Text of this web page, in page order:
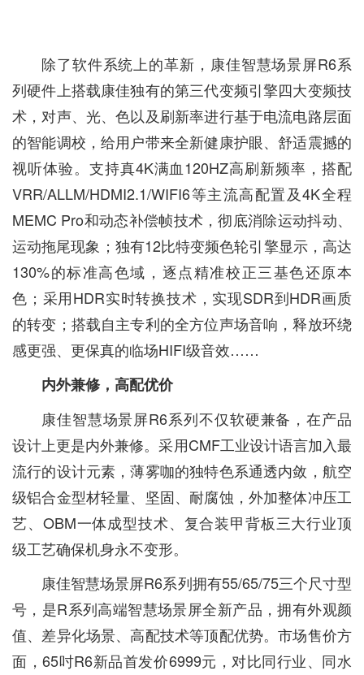
除了软件系统上的革新，康佳智慧场景屏R6系
列硬件上搭载康佳独有的第三代变频引擎四大变频技
术，对声、光、色以及刷新率进行基于电流电路层面
的智能调校，给用户带来全新健康护眼、舒适震撼的
视听体验。支持真4K满血120HZ高刷新频率，搭配
VRR/ALLM/HDMI2.1/WIFI6等主流高配置及4K全程
MEMC Pro和动态补偿帧技术，彻底消除运动抖动、
运动拖尾现象；独有12比特变频色轮引擎显示，高达
130%的标准高色域，逐点精准校正三基色还原本
色；采用HDR实时转换技术，实现SDR到HDR画质
的转变；搭载自主专利的全方位声场音响，释放环绕
感更强、更保真的临场HIFI级音效……
内外兼修，高配优价
康佳智慧场景屏R6系列不仅软硬兼备，在产品
设计上更是内外兼修。采用CMF工业设计语言加入最
流行的设计元素，薄雾咖的独特色系通透内敛，航空
级铝合金型材轻量、坚固、耐腐蚀，外加整体冲压工
艺、OBM一体成型技术、复合装甲背板三大行业顶
级工艺确保机身永不变形。
康佳智慧场景屏R6系列拥有55/65/75三个尺寸型
号，是R系列高端智慧场景屏全新产品，拥有外观颜
值、差异化场景、高配技术等顶配优势。市场售价方
面，65吋R6新品首发价6999元，对比同行业、同水